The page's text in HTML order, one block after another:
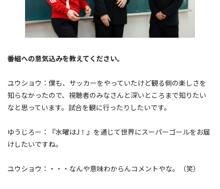
――番組への意気込みを教えてください。
ユウショウ：僕も、サッカーをやっていたけど観る側の楽しさを
知らなかったので、視聴者のみなさんと深いところまで知りたい
なと思っています。試合を観に行ったりしたいです。
ゆうじろー：『水曜はJ！』を通じて世界にスーパーゴールをお届
けしたいですね。
ユウショウ：・・・なんや意味わからんコメントやな。（笑）